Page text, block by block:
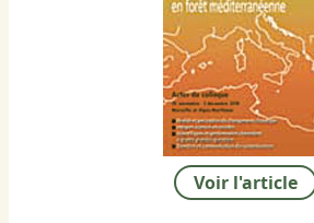
Voir l'article